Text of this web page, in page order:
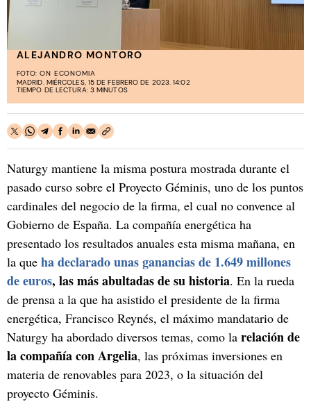
ALEJANDRO MONTORO
FOTO: ON ECONOMIA
MADRID. MIÉRCOLES, 15 DE FEBRERO DE 2023. 14:02
TIEMPO DE LECTURA: 3 MINUTOS
Naturgy mantiene la misma postura mostrada durante el
pasado curso sobre el Proyecto Géminis, uno de los puntos
cardinales del negocio de la firma, el cual no convence al
Gobierno de España. La compañía energética ha
presentado los resultados anuales esta misma mañana, en
la que ha declarado unas ganancias de 1.649 millones
de euros, las más abultadas de su historia. En la rueda
de prensa a la que ha asistido el presidente de la firma
energética, Francisco Reynés, el máximo mandatario de
Naturgy ha abordado diversos temas, como la relación de
la compañía con Argelia, las próximas inversiones en
materia de renovables para 2023, o la situación del
proyecto Géminis.